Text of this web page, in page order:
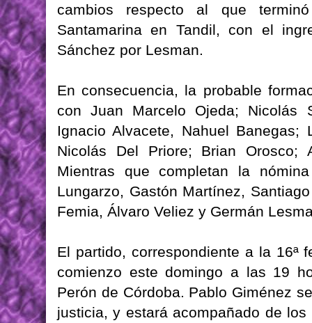
cambios respecto al que
Santamarina en Tandil, con el
Sánchez por Lesman.
En consecuencia, la probable
con Juan Marcelo Ojeda; Nicolás
Ignacio Alvacete, Nahuel Banegas;
Nicolás Del Priore; Brian Orosco;
Mientras que completan la
Lungarzo, Gastón Martínez,
Femia, Álvaro Veliez y Germán
El partido, correspondiente a la 16ª
comienzo este domingo a las 19
Perón de Córdoba. Pablo Giménez
justicia, y estará acompañado de